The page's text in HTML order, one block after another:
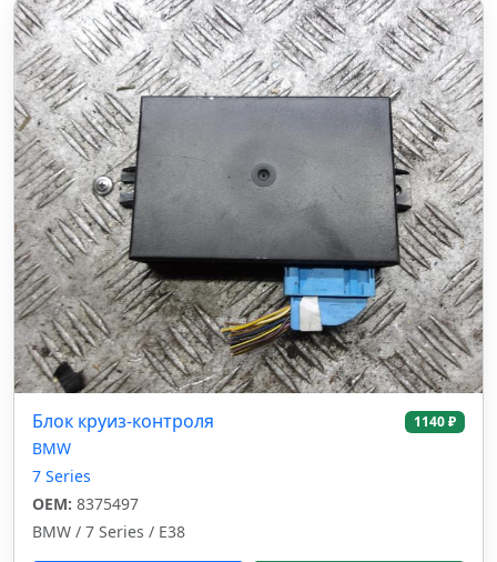
Блок круиз-контроля 1140 ₽
BMW
7 Series
OEM: 8375497
BMW / 7 Series / E38